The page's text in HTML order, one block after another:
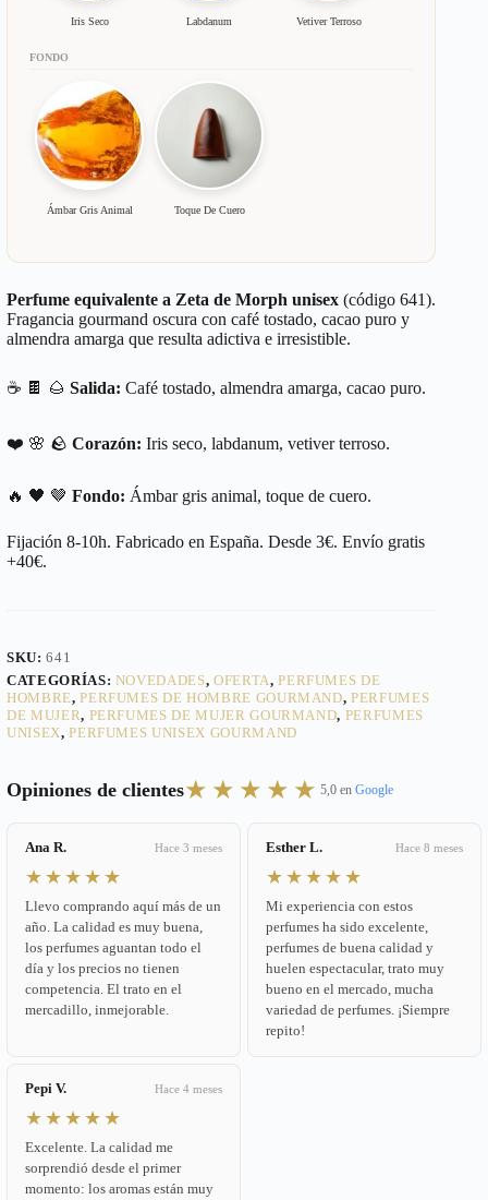
Iris Seco Labdanum Vetiver Terroso
FONDO
Ámbar Gris Animal Toque De Cuero
Perfume equivalente a Zeta de Morph unisex (código 641).
Fragancia gourmand oscura con café tostado, cacao puro y
almendra amarga que resulta adictiva e irresistible.
☕ 🍫 🌰 Salida: Café tostado, almendra amarga, cacao puro.
❤️ 🌸 🪨 Corazón: Iris seco, labdanum, vetiver terroso.
🔥 🖤 🤎 Fondo: Ámbar gris animal, toque de cuero.
Fijación 8-10h. Fabricado en España. Desde 3€. Envío gratis
+40€.
SKU:641
CATEGORÍAS: NOVEDADES, OFERTA,PERFUMES DE
HOMBRE,PERFUMES DE HOMBRE GOURMAND,PERFUMES
DE MUJER, PERFUMES DE MUJER GOURMAND, PERFUMES
UNISEX,PERFUMES UNISEX GOURMAND
Opiniones de clientes★★★★★ 5,0 en Google
Ana R. Hace 3 meses
★★★★★
Llevo comprando aquí más de un
año. La calidad es muy buena,
los perfumes aguantan todo el
día y los precios no tienen
competencia. El trato en el
mercadillo, inmejorable.
Esther L. Hace 8 meses
★★★★★
Mi experiencia con estos
perfumes ha sido excelente,
perfumes de buena calidad y
huelen espectacular, trato muy
bueno en el mercado, mucha
variedad de perfumes. ¡Siempre
repito!
Pepi V. Hace 4 meses
★★★★★
Excelente. La calidad me
sorprendió desde el primer
momento: los aromas están muy